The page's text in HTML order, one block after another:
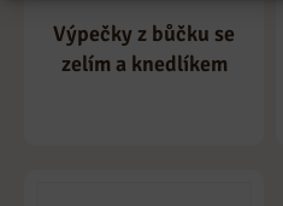
Výpečky z bůčku se
zelím a knedlíkem